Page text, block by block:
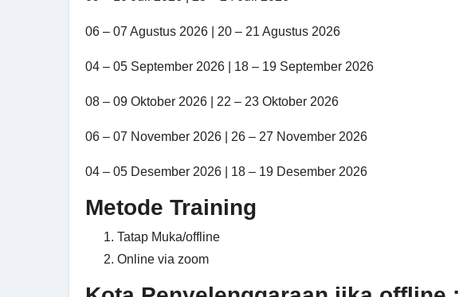
06 – 07 Agustus 2026 | 20 – 21 Agustus 2026
04 – 05 September 2026 | 18 – 19 September 2026
08 – 09 Oktober 2026 | 22 – 23 Oktober 2026
06 – 07 November 2026 | 26 – 27 November 2026
04 – 05 Desember 2026 | 18 – 19 Desember 2026
Metode Training
Tatap Muka/offline
Online via zoom